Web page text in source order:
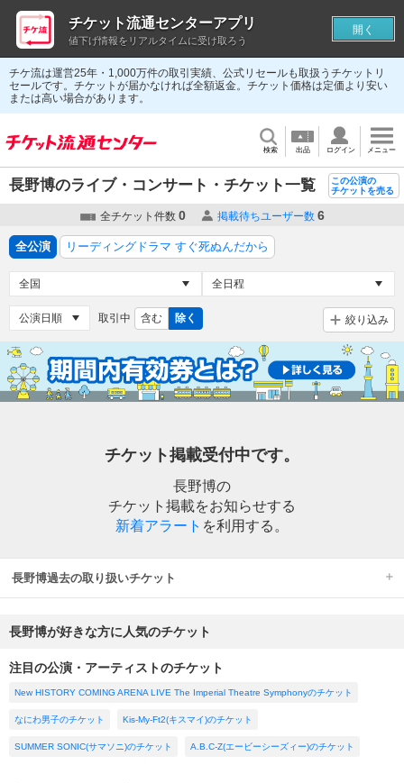
チケ流は運営25年・1,000万件の取引実績、公式リセールも取扱うチケットリ
セールです。チケットが届かなければ全額返金。チケット価格は定価より安い
または高い場合があります。
検索 出品 ログイン メニュー
長野博のライブ・コンサート・チケット一覧
この公演の
チケットを売る
全チケット件数 0 掲載待ちユーザー数 6
全公演 リーディングドラマ すぐ死ぬんだから
取引中 含む 除く 絞り込み
チケット掲載受付中です。
長野博の
チケット掲載をお知らせする
新着アラート を利用する。
長野博過去の取り扱いチケット
長野博が好きな方に人気のチケット
注目の公演・アーティストのチケット
New HISTORY COMING ARENA LIVE The Imperial Theatre Symphonyのチケット
なにわ男子のチケット Kis-My-Ft2(キスマイ)のチケット
SUMMER SONIC(サマソニ)のチケット A.B.C-Z(エービーシーズィー)のチケット
チケット流通センターアプリ
値下げ情報をリアルタイムに受け取ろう
開く